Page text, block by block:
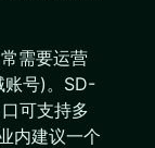
需要运营
账号)。SD-
可支持多
内建议一个